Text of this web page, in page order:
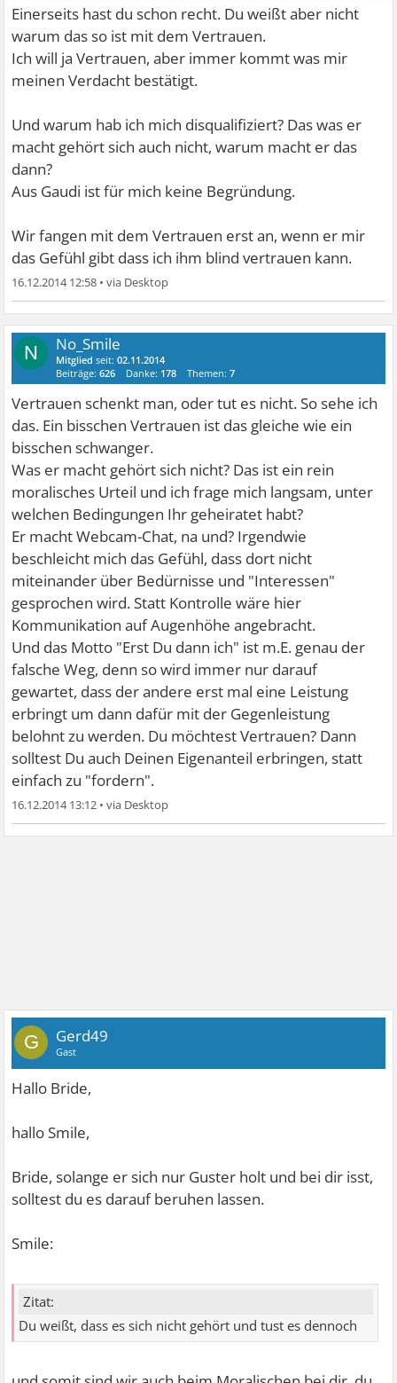
Einerseits hast du schon recht. Du weißt aber nicht
warum das so ist mit dem Vertrauen.
Ich will ja Vertrauen, aber immer kommt was mir
meinen Verdacht bestätigt.
Und warum hab ich mich disqualifiziert? Das was er
macht gehört sich auch nicht, warum macht er das
dann?
Aus Gaudi ist für mich keine Begründung.
Wir fangen mit dem Vertrauen erst an, wenn er mir
das Gefühl gibt dass ich ihm blind vertrauen kann.
16.12.2014 12:58 •
N No_Smile
Mitglied seit:02.11.2014
Beiträge:626 Danke: 178 Themen:7
Vertrauen schenkt man, oder tut es nicht. So sehe ich
das. Ein bisschen Vertrauen ist das gleiche wie ein
bisschen schwanger.
Was er macht gehört sich nicht? Das ist ein rein
moralisches Urteil und ich frage mich langsam, unter
welchen Bedingungen Ihr geheiratet habt?
Er macht Webcam-Chat, na und? Irgendwie
beschleicht mich das Gefühl, dass dort nicht
miteinander über Bedürnisse und "Interessen"
gesprochen wird. Statt Kontrolle wäre hier
Kommunikation auf Augenhöhe angebracht.
Und das Motto "Erst Du dann ich" ist m.E. genau der
falsche Weg, denn so wird immer nur darauf
gewartet, dass der andere erst mal eine Leistung
erbringt um dann dafür mit der Gegenleistung
belohnt zu werden. Du möchtest Vertrauen? Dann
solltest Du auch Deinen Eigenanteil erbringen, statt
einfach zu "fordern".
16.12.2014 13:12 •
G Gerd49
Gast
Hallo Bride,
hallo Smile,
Bride, solange er sich nur Guster holt und bei dir isst,
solltest du es darauf beruhen lassen.
Smile:
Zitat:
Du weißt, dass es sich nicht gehört und tust es dennoch